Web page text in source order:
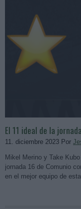
El 11 ideal de la
11. diciembre 2023 Por
Mikel Merino y Take
jornada 16 de Comunio
en el mejor equipo de